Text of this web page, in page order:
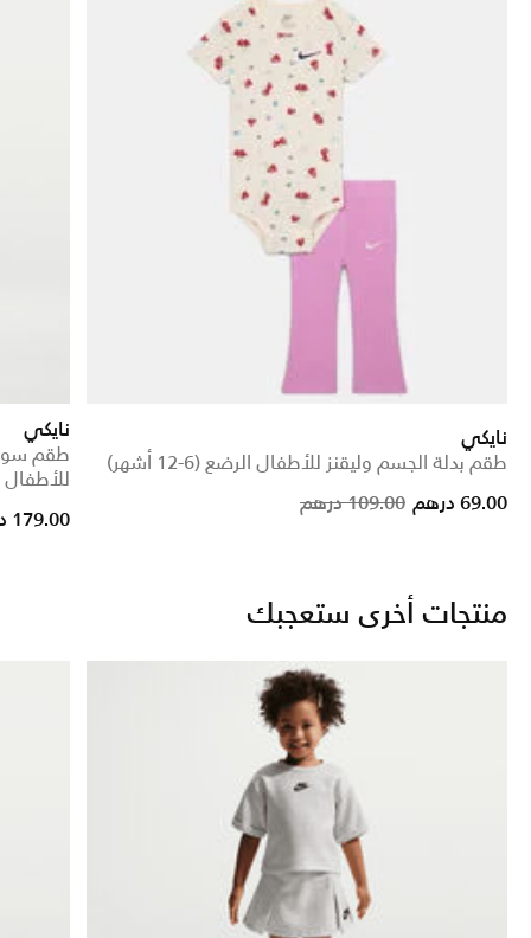
نايكي
طقم بدلة الجسم وليقنز للأطفال الرضع (6-12 أشهر)
Price reduced from
109.00 درهم to 69.00 درهم
نايكي
طقم
179.00 درهم
منتجات أخرى ستعجبك